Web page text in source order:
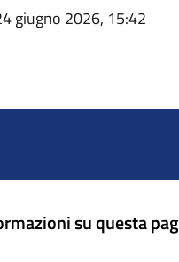
giugno 2026, 15:42
su questa